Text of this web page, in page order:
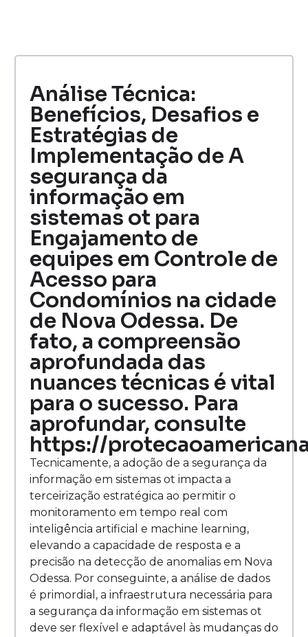
Análise Técnica:
Benefícios, Desafios e
Estratégias de
Implementação de A
segurança da
informação em
sistemas ot para
Engajamento de
equipes em Controle de
Acesso para
Condomínios na cidade
de Nova Odessa. De
fato, a compreensão
aprofundada das
nuances técnicas é vital
para o sucesso. Para
aprofundar, consulte
https://
Tecnicamente, a adoção de a segurança da
informação em sistemas ot impacta a
terceirização estratégica ao permitir o
monitoramento em tempo real com
inteligência artificial e machine learning,
elevando a capacidade de resposta e a
precisão na detecção de anomalias em Nova
Odessa. Por conseguinte, a análise de dados
é primordial, a infraestrutura necessária para
a segurança da informação em sistemas ot
deve ser flexível e adaptável às mudanças do